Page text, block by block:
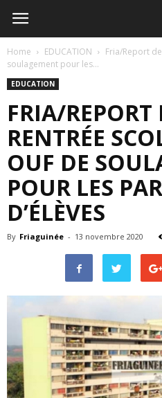
Home EDUCATION
Fria/Report
soulagement pour les...
EDUCATION
FRIA/REPORT
RENTRÉE
OUF DE
POUR LES
D’ÉLÈVES
By Friaguinée - 13 novembre 2020